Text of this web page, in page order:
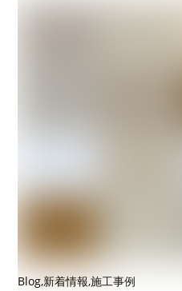
Blog,新着情報,施工事例